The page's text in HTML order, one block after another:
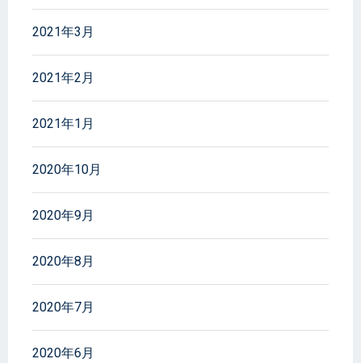
2021年3月
2021年2月
2021年1月
2020年10月
2020年9月
2020年8月
2020年7月
2020年6月